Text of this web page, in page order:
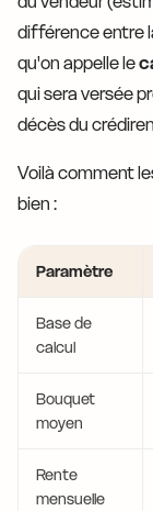
différence entre
qu'on appelle le
qui sera versée
décès du
Voilà comment
bien :
Paramètre
Base de
calcul
Bouquet
moyen
Rente
mensuelle